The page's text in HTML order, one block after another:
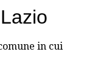
in cui